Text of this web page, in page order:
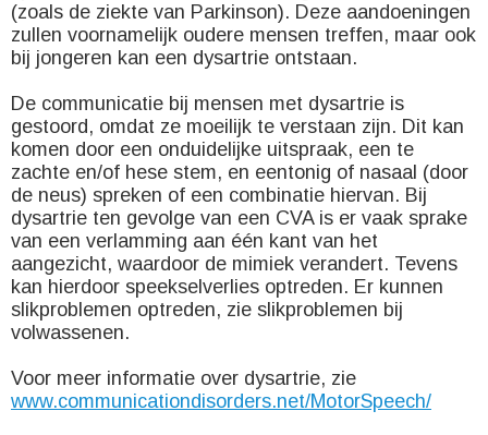
(zoals de ziekte van Parkinson). Deze aandoeningen
zullen voornamelijk oudere mensen treffen, maar ook
bij jongeren kan een dysartrie ontstaan.
De communicatie bij mensen met dysartrie is
gestoord, omdat ze moeilijk te verstaan zijn. Dit kan
komen door een onduidelijke uitspraak, een te
zachte en/of hese stem, en eentonig of nasaal (door
de neus) spreken of een combinatie hiervan. Bij
dysartrie ten gevolge van een CVA is er vaak sprake
van een verlamming aan één kant van het
aangezicht, waardoor de mimiek verandert. Tevens
kan hierdoor speekselverlies optreden. Er kunnen
slikproblemen optreden, zie slikproblemen bij
volwassenen.
Voor meer informatie over dysartrie, zie
www.communicationdisorders.net/MotorSpeech/